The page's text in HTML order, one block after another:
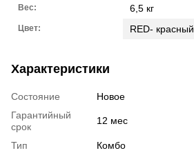
Вес: 6,5 кг
Цвет: RED- красный
Характеристики
Состояние
Новое
Гарантийный
срок
12 мес
Тип
Комбо